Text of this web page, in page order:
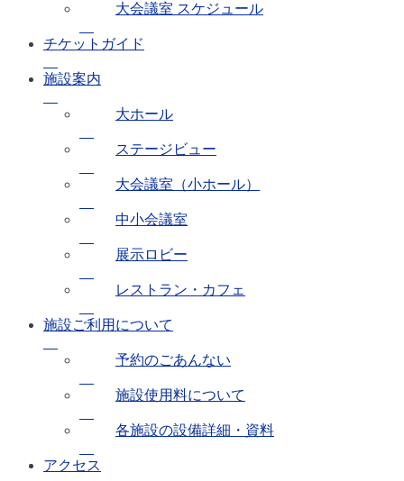
大会議室 スケジュール
チケットガイド
施設案内
大ホール
ステージビュー
大会議室（小ホール）
中小会議室
展示ロビー
レストラン・カフェ
施設ご利用について
予約のごあんない
施設使用料について
各施設の設備詳細・資料
アクセス